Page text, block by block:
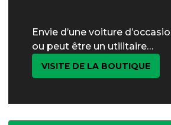
Envie d’une voiture
ou peut être un utilitaire…
VISITE DE LA BOUTIQUE